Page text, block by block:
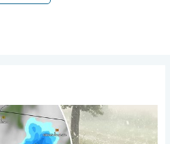
. . donderdag 6 augustus 2026
tennisballen in Polen. Zwaar